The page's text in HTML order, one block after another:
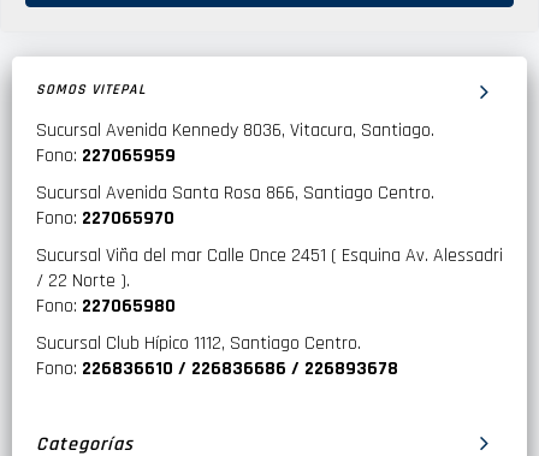
SOMOS VITEPAL
Sucursal Avenida Kennedy 8036, Vitacura, Santiago.
Fono: 227065959
Sucursal Avenida Santa Rosa 866, Santiago Centro.
Fono: 227065970
Sucursal Viña del mar Calle Once 2451 ( Esquina Av. Alessadri
/ 22 Norte ).
Fono: 227065980
Sucursal Club Hípico 1112, Santiago Centro.
Fono: 226836610 / 226836686 / 226893678
Categorías